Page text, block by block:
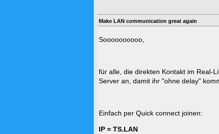
Make LAN communication great again
Soooooooooo,
für alle, die direkten Kontakt im Real-
Server an, damit ihr "ohne delay"
Einfach per Quick connect joinen:
IP = TS.LAN